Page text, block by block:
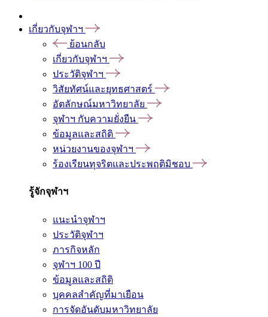
เกี่ยวกับจุฬาฯ
ย้อนกลับ
เกี่ยวกับจุฬาฯ
ประวัติจุฬาฯ
วิสัยทัศน์และยุทธศาสตร์
อัตลักษณ์มหาวิทยาลัย
จุฬาฯ กับความยั่งยืน
ข้อมูลและสถิติ
หน่วยงานของจุฬาฯ
ร้องเรียนทุจริตและประพฤติมิชอบ
รู้จักจุฬาฯ
แนะนำจุฬาฯ
ประวัติจุฬาฯ
ภารกิจหลัก
จุฬาฯ 100 ปี
ข้อมูลและสถิติ
บุคคลสำคัญที่มาเยือน
การจัดอันดับมหาวิทยาลัย